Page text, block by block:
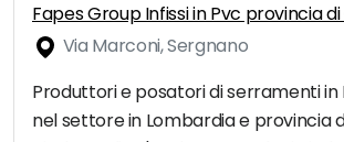
Fapes Group Infissi in Pvc provincia
Via Marconi, Sergnano
Produttori e posatori di serramenti in
nel settore in Lombardia e provincia